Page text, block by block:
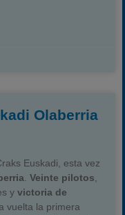
Olaberria
Euskadi, esta vez
.Veinte pilotos
yvictoria de
vuelta la primera